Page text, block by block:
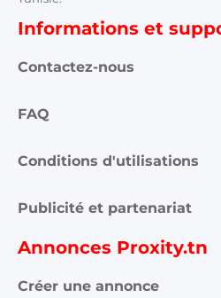
FAQ
Conditions d'utilisations
Publicité et partenariat
Toutes les annonces